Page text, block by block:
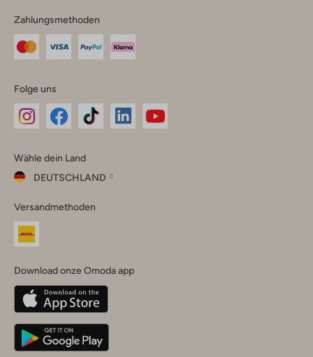
Zahlungsmethoden
Folge uns
Instagram
Facebook
TikTok
Wähle dein Land
DEUTSCHLAND
dein
Land
Belgique(Français)
Deutschland
Versandmethoden
Download onze Omoda app